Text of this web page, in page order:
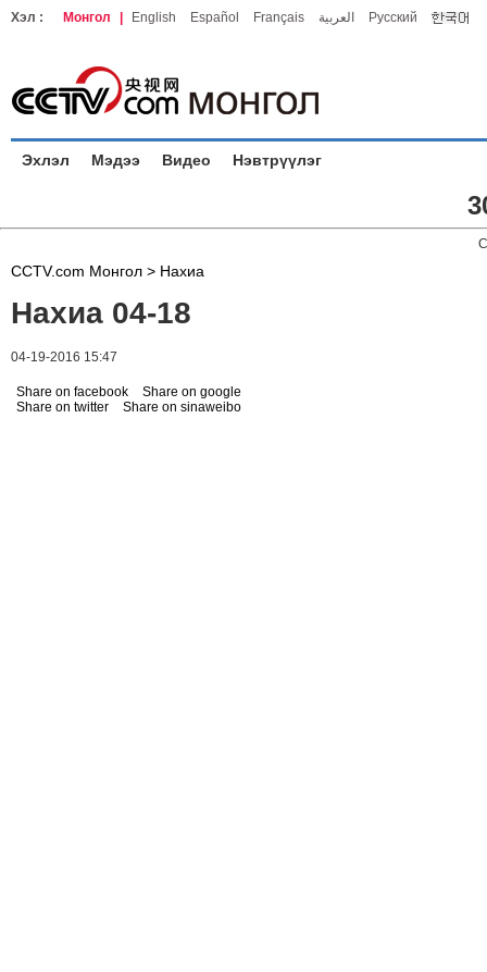
Хэл : Монгол English Español Français العربية Русский
Эхлэл Мэдээ Видео Нэвтрүүлэг
CCTV.com Монгол > Нахиа
Нахиа 04-18
04-19-2016 15:47
Share on facebook
Share on google
Share on twitter
Share on sinaweibo